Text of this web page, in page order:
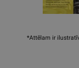
*Attēlam ir